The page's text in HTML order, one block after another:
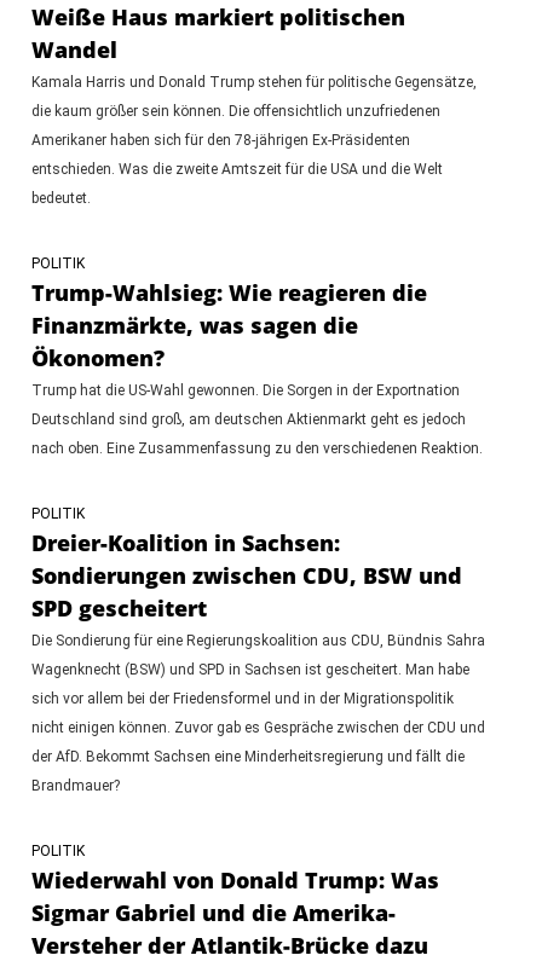
Weiße Haus markiert politischen
Wandel
Kamala Harris und Donald Trump stehen für politische Gegensätze,
die kaum größer sein können. Die offensichtlich unzufriedenen
Amerikaner haben sich für den 78-jährigen Ex-Präsidenten
entschieden. Was die zweite Amtszeit für die USA und die Welt
bedeutet.
POLITIK
Trump-Wahlsieg: Wie reagieren die
Finanzmärkte, was sagen die
Ökonomen?
Trump hat die US-Wahl gewonnen. Die Sorgen in der Exportnation
Deutschland sind groß, am deutschen Aktienmarkt geht es jedoch
nach oben. Eine Zusammenfassung zu den verschiedenen Reaktion.
POLITIK
Dreier-Koalition in Sachsen:
Sondierungen zwischen CDU, BSW und
SPD gescheitert
Die Sondierung für eine Regierungskoalition aus CDU, Bündnis Sahra
Wagenknecht (BSW) und SPD in Sachsen ist gescheitert. Man habe
sich vor allem bei der Friedensformel und in der Migrationspolitik
nicht einigen können. Zuvor gab es Gespräche zwischen der CDU und
der AfD. Bekommt Sachsen eine Minderheitsregierung und fällt die
Brandmauer?
POLITIK
Wiederwahl von Donald Trump: Was
Sigmar Gabriel und die Amerika-
Versteher der Atlantik-Brücke dazu